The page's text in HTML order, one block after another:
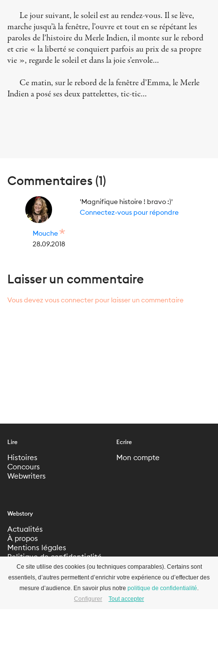
Le jour suivant, le soleil est au rendez-vous. Il se lève,
marche jusqu’à la fenêtre, l’ouvre et tout en se répétant les
paroles de l’histoire du Merle Indien, il monte sur le rebord
et crie « la liberté se conquiert parfois au prix de sa propre
vie », regarde le soleil et dans la joie s’envole…
Ce matin, sur le rebord de la fenêtre d’Emma, le Merle
Indien a posé ses deux pattelettes, tic-tic…
Commentaires (1)
Mouche
28.09.2018
'Magnifique histoire ! bravo :)'
Connectez-vous pour répondre
Laisser un commentaire
Vous devez vous connecter pour laisser un commentaire
Lire
Histoires
Concours
Webwriters
Ecrire
Mon compte
Webstory
Actualités
À propos
Mentions légales
Politique de confidentialité
Paramètres de
confidentialité
Ce site utilise des cookies (ou techniques comparables). Certains sont
essentiels, d’autres permettent d’enrichir votre expérience ou d’effectuer des
mesure d’audience. En savoir plus notre politique de confidentialité.
Configurer
Tout accepter